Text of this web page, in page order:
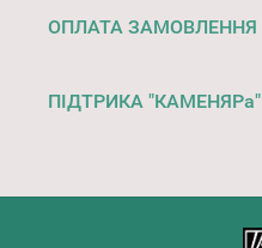
ОПЛАТА ЗАМОВЛЕННЯ
ПІДТРИКА "КАМЕНЯРа"